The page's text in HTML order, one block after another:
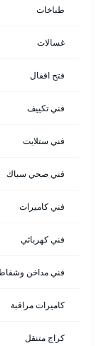
طباخات
غسالات
فتح اقفال
فني تكييف
فني ستلايت
فني صحي سباك
فني كاميرات
فني كهربائي
فني مداخن
كاميرات مراقبة
كراج متنقل